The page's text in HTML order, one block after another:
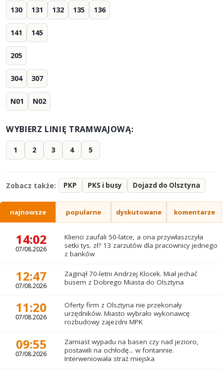
130 131 132 135 136
141 145
205
304 307
N01 N02
WYBIERZ LINIĘ TRAMWAJOWĄ:
1 2 3 4 5
Zobacz także: PKP PKS i busy Dojazd do Olsztyna
najnowsze popularne dyskutowane komentarze
14:02
07/08.2026
Klienci zaufali 50-latce, a ona przywłaszczyła
setki tys. zł? 13 zarzutów dla pracownicy jednego
z banków
12:47
07/08.2026
Zaginął 70-letni Andrzej Klocek. Miał jechać
busem z Dobrego Miasta do Olsztyna
11:20
07/08.2026
Oferty firm z Olsztyna nie przekonały
urzędników. Miasto wybrało wykonawcę
rozbudowy zajezdni MPK
09:55
07/08.2026
Zamiast wypadu na basen czy nad jezioro,
postawili na ochłodę... w fontannie.
Interweniowała straż miejska